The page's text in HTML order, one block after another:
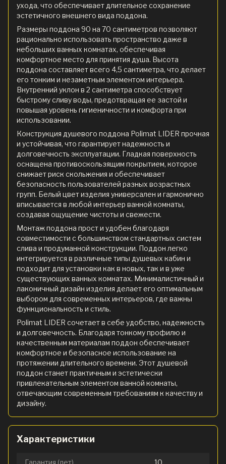
ухода, что обеспечивает длительное сохранение
эстетичного внешнего вида поддона.
Размеры поддона 90 на 70 сантиметров позволяют
рационально использовать пространство даже в
небольших ванных комнатах, обеспечивая
комфортное место для принятия душа. Высота
поддона составляет всего 4,5 сантиметра, что делает
его тонким и незаметным элементом интерьера.
Внутренний уклон в 2 сантиметра способствует
быстрому сливу воды, предотвращая ее застой и
повышая уровень гигиеничности и комфорта при
использовании.
Конструкция душевого поддона Polimat LIDER прочная
и устойчивая, что гарантирует надежность и
долговечность эксплуатации. Гладкая поверхность
оснащена противоскользящим покрытием, которое
снижает риск скольжения и обеспечивает
безопасность пользователей разных возрастных
групп. Белый цвет изделия универсален и гармонично
вписывается в любой интерьер ванной комнаты,
создавая ощущение чистоты и свежести.
Монтаж поддона прост и удобен благодаря
совместимости с большинством стандартных систем
слива и продуманной конструкции. Поддон легко
интегрируется в различные типы душевых кабин и
подходит для установки как в новых, так и в уже
существующих ванных комнатах. Минималистичный и
лаконичный дизайн изделия делает его оптимальным
выбором для современных интерьеров, где важны
функциональность и стиль.
Polimat LIDER сочетает в себе удобство, надежность
и долговечность. Благодаря тонкому профилю и
качественным материалам поддон обеспечивает
комфортное и безопасное использование на
протяжении длительного времени. Этот душевой
поддон станет практичным и эстетически
привлекательным элементом ванной комнаты,
отвечающим современным требованиям к качеству и
дизайну.
Характеристики
Гарантия (лет) 10